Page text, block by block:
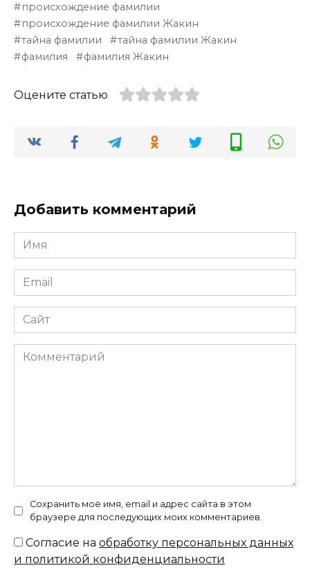
происхождение фамилии
происхождение фамилии Жакин
тайна фамилии
тайна фамилии Жакин
фамилия
фамилия Жакин
Оцените статью
Добавить комментарий
Имя
*
Email
*
Сайт
Комментарий
Сохранить моё имя, email и адрес сайта в этом
браузере для последующих моих комментариев.
Согласие на обработку персональных данных
и политикой конфиденциальности